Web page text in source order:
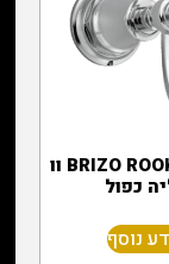
BRIZO ROOK 693561 וו
כפול
נוסף